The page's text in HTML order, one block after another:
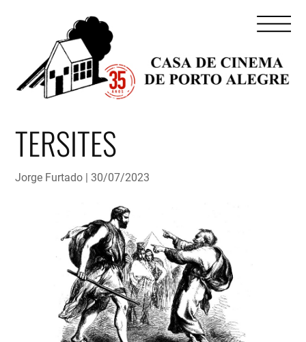
TERSITES
Jorge Furtado 30/07/2023